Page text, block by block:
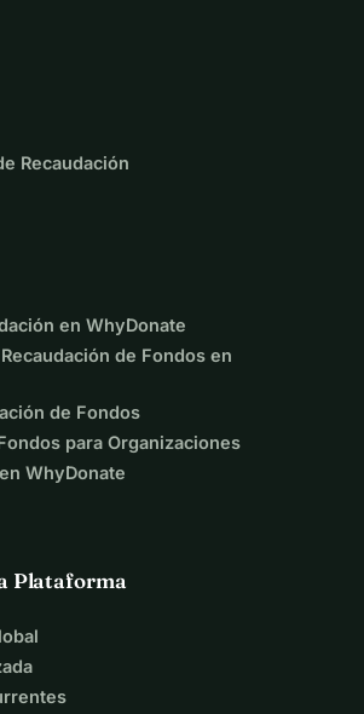
Recaudación
en WhyDonate
de Fondos en
de Fondos
para Organizaciones
WhyDonate
Plataforma